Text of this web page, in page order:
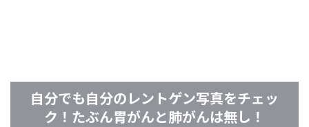
自分でも自分のレントゲン写真をチェッ
ク！たぶん胃がんと肺がんは無し！